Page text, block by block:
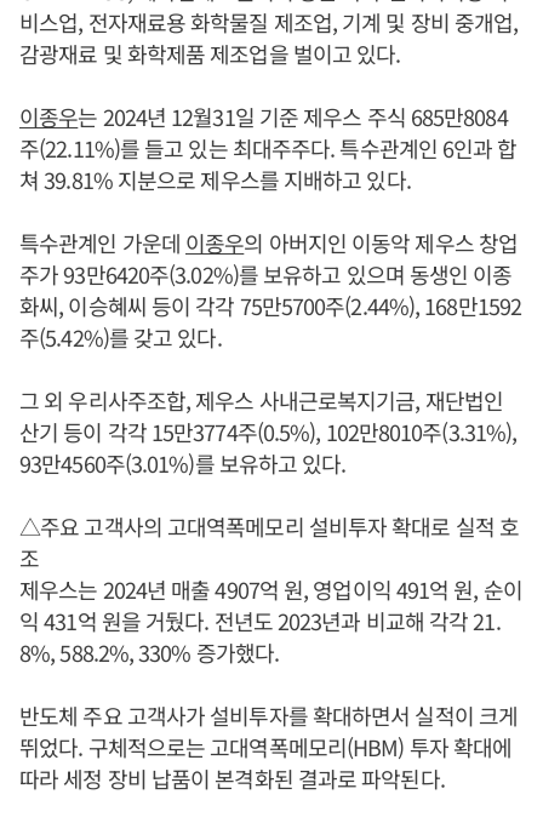
비스업, 전자재료용 화학물질 제조업, 기계 및 장비 중개업,
감광재료 및 화학제품 제조업을 벌이고 있다.
이종우는 2024년 12월31일 기준 제우스 주식 685만8084
주(22.11%)를 들고 있는 최대주주다. 특수관계인 6인과 합
쳐 39.81% 지분으로 제우스를 지배하고 있다.
특수관계인 가운데 이종우의 아버지인 이동악 제우스 창업
주가 93만6420주(3.02%)를 보유하고 있으며 동생인 이종
화씨, 이승혜씨 등이 각각 75만5700주(2.44%), 168만1592
주(5.42%)를 갖고 있다.
그 외 우리사주조합, 제우스 사내근로복지기금, 재단법인
산기 등이 각각 15만3774주(0.5%), 102만8010주(3.31%),
93만4560주(3.01%)를 보유하고 있다.
△주요 고객사의 고대역폭메모리 설비투자 확대로 실적 호
조
제우스는 2024년 매출 4907억 원, 영업이익 491억 원, 순이
익 431억 원을 거뒀다. 전년도 2023년과 비교해 각각 21.
8%, 588.2%, 330% 증가했다.
반도체 주요 고객사가 설비투자를 확대하면서 실적이 크게
뛰었다. 구체적으로는 고대역폭메모리(HBM) 투자 확대에
따라 세정 장비 납품이 본격화된 결과로 파악된다.